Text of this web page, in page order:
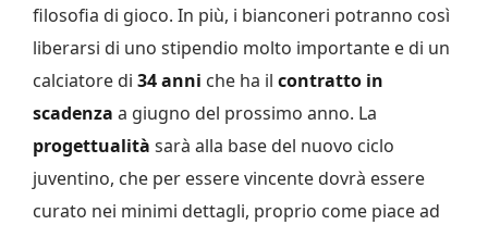
filosofia di gioco. In più, i bianconeri potranno così
liberarsi di uno stipendio molto importante e di un
calciatore di 34 anni che ha il contratto in
scadenza a giugno del prossimo anno. La
progettualità sarà alla base del nuovo ciclo
juventino, che per essere vincente dovrà essere
curato nei minimi dettagli, proprio come piace ad